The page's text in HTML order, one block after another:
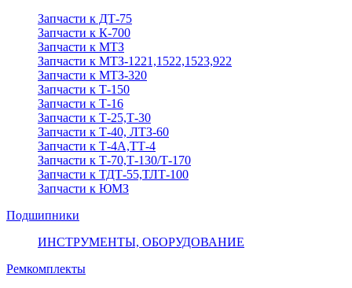
Запчасти к ДТ-75
Запчасти к К-700
Запчасти к МТЗ
Запчасти к МТЗ-1221,1522,1523,922
Запчасти к МТЗ-320
Запчасти к Т-150
Запчасти к Т-16
Запчасти к Т-25,Т-30
Запчасти к Т-40, ЛТЗ-60
Запчасти к Т-4А,ТТ-4
Запчасти к Т-70,Т-130/Т-170
Запчасти к ТДТ-55,ТЛТ-100
Запчасти к ЮМЗ
Подшипники
ИНСТРУМЕНТЫ, ОБОРУДОВАНИЕ
Ремкомплекты